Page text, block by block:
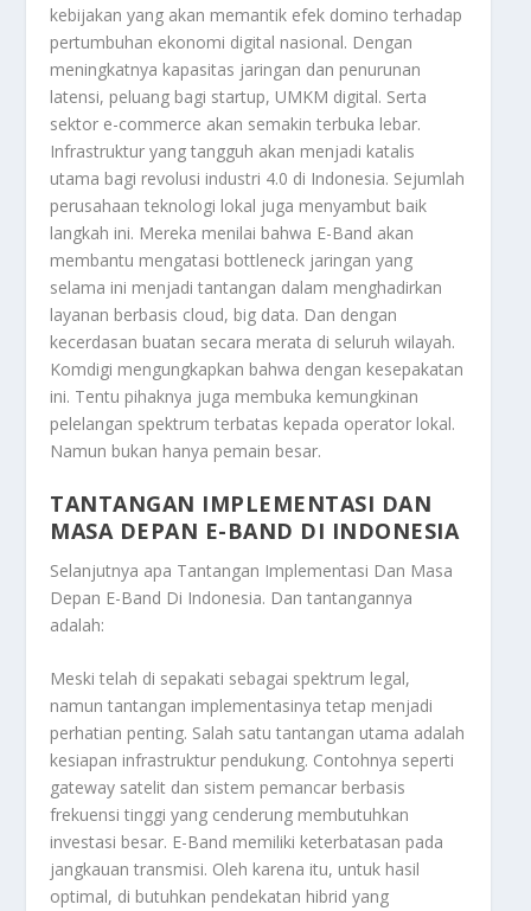
kebijakan yang akan memantik efek domino terhadap
pertumbuhan ekonomi digital nasional. Dengan
meningkatnya kapasitas jaringan dan penurunan
latensi, peluang bagi startup, UMKM digital. Serta
sektor e-commerce akan semakin terbuka lebar.
Infrastruktur yang tangguh akan menjadi katalis
utama bagi revolusi industri 4.0 di Indonesia. Sejumlah
perusahaan teknologi lokal juga menyambut baik
langkah ini. Mereka menilai bahwa E-Band akan
membantu mengatasi bottleneck jaringan yang
selama ini menjadi tantangan dalam menghadirkan
layanan berbasis cloud, big data. Dan dengan
kecerdasan buatan secara merata di seluruh wilayah.
Komdigi mengungkapkan bahwa dengan kesepakatan
ini. Tentu pihaknya juga membuka kemungkinan
pelelangan spektrum terbatas kepada operator lokal.
Namun bukan hanya pemain besar.
TANTANGAN IMPLEMENTASI DAN
MASA DEPAN E-BAND DI INDONESIA
Selanjutnya apa Tantangan Implementasi Dan Masa
Depan E-Band Di Indonesia. Dan tantangannya
adalah:
Meski telah di sepakati sebagai spektrum legal,
namun tantangan implementasinya tetap menjadi
perhatian penting. Salah satu tantangan utama adalah
kesiapan infrastruktur pendukung. Contohnya seperti
gateway satelit dan sistem pemancar berbasis
frekuensi tinggi yang cenderung membutuhkan
investasi besar. E-Band memiliki keterbatasan pada
jangkauan transmisi. Oleh karena itu, untuk hasil
optimal, di butuhkan pendekatan hibrid yang